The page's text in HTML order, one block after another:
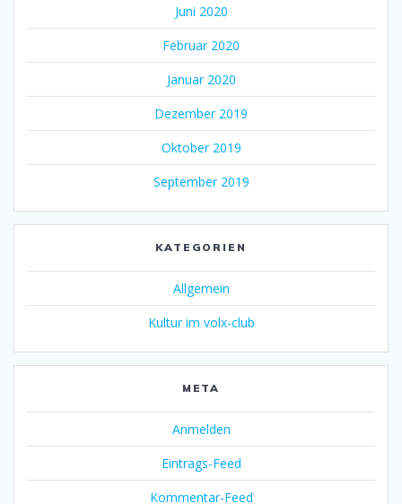
Juni 2020
Februar 2020
Januar 2020
Dezember 2019
Oktober 2019
September 2019
KATEGORIEN
Allgemein
Kultur im volx-club
META
Anmelden
Eintrags-Feed
Kommentar-Feed